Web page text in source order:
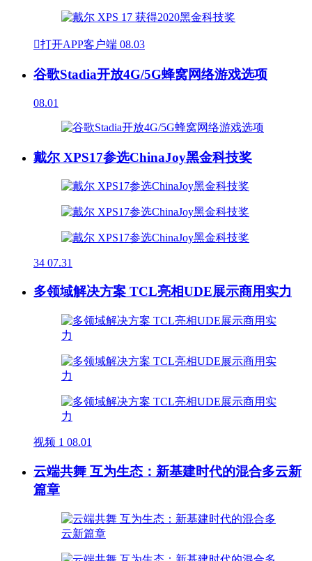
打开APP客户端 08.03
谷歌Stadia开放4G/5G蜂窝网络游戏选项
08.01
戴尔 XPS17参选ChinaJoy黑金科技奖
34 07.31
多领域解决方案 TCL亮相UDE展示商用实力
视频 1 08.01
云端共舞 互为生态：新基建时代的混合多云新
篇章